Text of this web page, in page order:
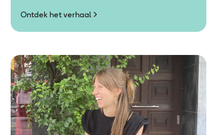
Ontdek het verhaal